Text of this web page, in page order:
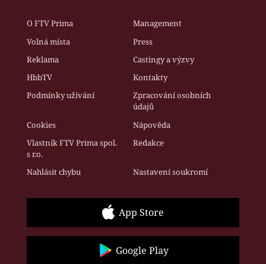
O FTV Prima
Management
Volná místa
Press
Reklama
Castingy a výzvy
HbbTV
Kontakty
Podmínky užívání
Zpracování osobních
údajů
Cookies
Nápověda
Vlastník FTV Prima spol.
s r.o.
Redakce
Nahlásit chybu Nastavení soukromí
App Store
Google Play